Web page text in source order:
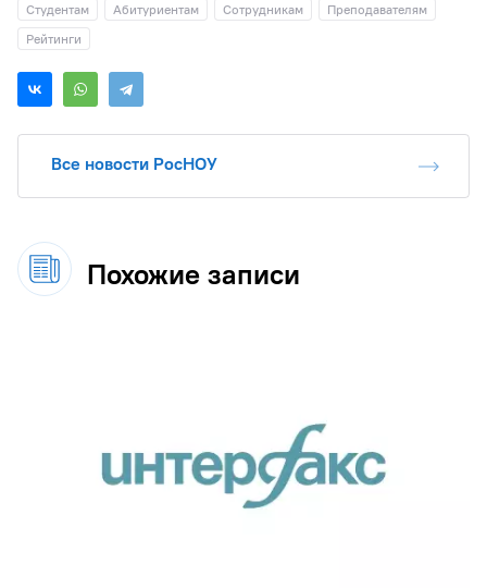
Студентам Абитуриентам Сотрудникам
Преподавателям
Рейтинги
Все новости РосНОУ
Похожие записи